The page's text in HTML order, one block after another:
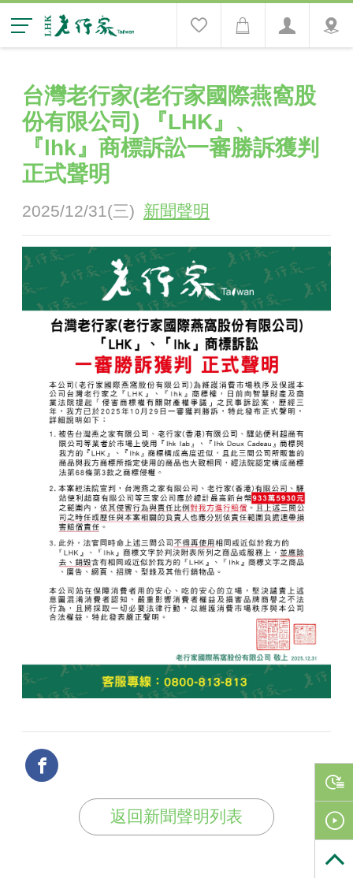
台灣老行家(老行家國際燕窩股
份有限公司) 『LHK』、
『lhk』商標訴訟一審勝訴獲判
正式聲明
2025/12/31(三) 新聞聲明
返回新聞聲明列表